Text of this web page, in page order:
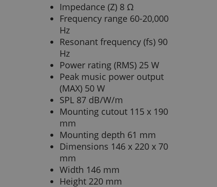
Impedance (Z) 8 Ω
Frequency range 60-20,000
Hz
Resonant frequency (fs) 90
Hz
Power rating (RMS) 25 W
Peak music power output
(MAX) 50 W
SPL 87 dB/W/m
Mounting cutout 115 x 190
mm
Mounting depth 61 mm
Dimensions 146 x 220 x 70
mm
Width 146 mm
Height 220 mm